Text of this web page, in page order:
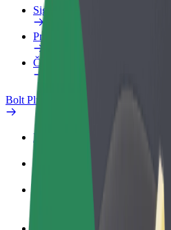
Sigurnosni laboratorij
Prijavi problem
Često postavljana pitanja
Bolt Plus
Pogodnosti
Često postavljana pitanja